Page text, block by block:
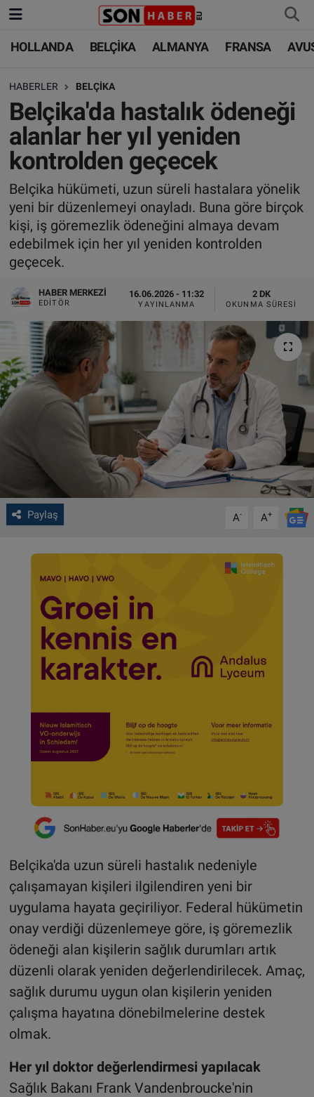
HOLLANDA BELÇİKA ALMANYA FRANSA
HABERLER BELÇİKA
Belçika'da hastalık ödeneği
alanlar her yıl yeniden
kontrolden geçecek
Belçika hükümeti, uzun süreli hastalara yönelik
yeni bir düzenlemeyi onayladı. Buna göre birçok
kişi, iş göremezlik ödeneğini almaya devam
edebilmek için her yıl yeniden kontrolden
geçecek.
HABER MERKEZI
EDITÖR
16.06.2026 - 11:32
YAYINLANMA
2 DK
OKUNMA SÜRESI
Paylaş A- A+
Belçika'da uzun süreli hastalık nedeniyle
çalışamayan kişileri ilgilendiren yeni bir
uygulama hayata geçiriliyor. Federal hükümetin
onay verdiği düzenlemeye göre, iş göremezlik
ödeneği alan kişilerin sağlık durumları artık
düzenli olarak yeniden değerlendirilecek. Amaç,
sağlık durumu uygun olan kişilerin yeniden
çalışma hayatına dönebilmelerine destek
olmak.
Her yıl doktor değerlendirmesi yapılacak
Sağlık Bakanı Frank Vandenbroucke'nin
HOLLANDA
BELÇİKA
ALMANYA
FRANSA
AVUSTURYA
SAĞLIK - YAŞAM
BİLİM-TEKNOLOJİ
HOLLANDA
BELÇİKA
ALMANYA
TÜRKİYE
DÜNYA
BİLİM-TEKNOLOJİ
SAĞLIK
FOTO GALERİ
VIDEO GALERİ
ALGEMENE VOORWAARDEN
CONTACT
Çerez Politikası
Nöbetçi Eczaneler
Hava Durumu
Trafik Durumu
Süper Lig Puan Durumu ve Fikstür
Tüm Manşetler
Son Dakika Haberleri
Haber Arşivi